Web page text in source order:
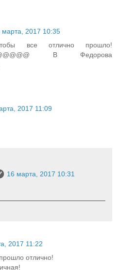
марта, 2017 10:35
все отлично прошло!
В Федорова
2017 11:09
16 марта, 2017 10:31
2017 11:22
отлично!